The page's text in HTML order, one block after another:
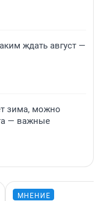
ждать август —
зима, можно
— важные
МНЕНИЕ